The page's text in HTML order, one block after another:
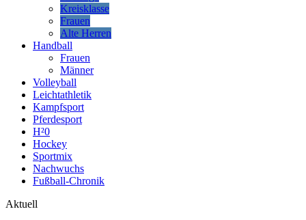
Kreisklasse
Frauen
Alte Herren
Handball
Frauen
Männer
Volleyball
Leichtathletik
Kampfsport
Pferdesport
H²0
Hockey
Sportmix
Nachwuchs
Fußball-Chronik
Aktuell